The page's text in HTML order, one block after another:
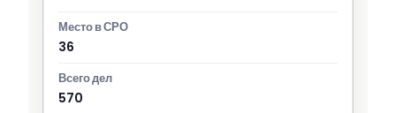
36
570